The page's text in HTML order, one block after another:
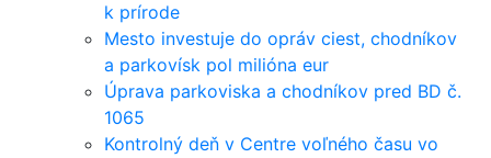
k prírode
Mesto investuje do opráv ciest, chodníkov
a parkovísk pol milióna eur
Úprava parkoviska a chodníkov pred BD č.
1065
Kontrolný deň v Centre voľného času vo